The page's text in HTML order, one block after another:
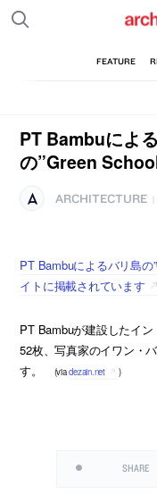
PT Bambuによ
の”Green
ARCHITECTURE
PT Bambuによるバリ島の
イトに掲載されています
PT Bambuが建設したイン
52枚、写真家のイワン・
す。
(viadezain.net )
SHARE